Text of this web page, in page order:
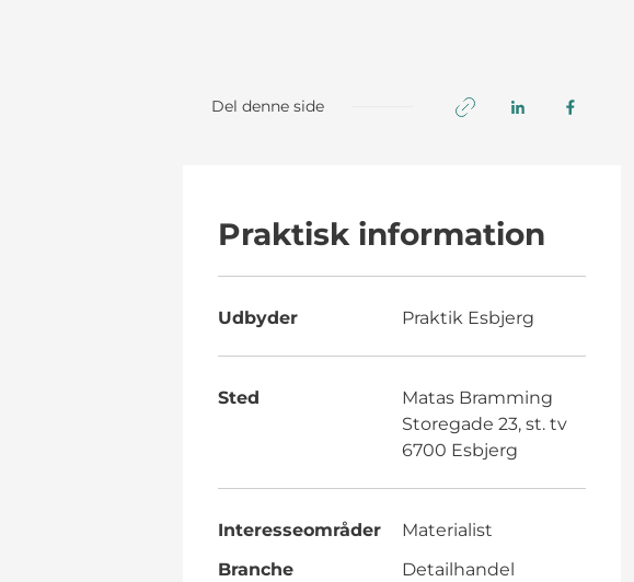
Del denne side
Praktisk information
Udbyder Praktik Esbjerg
Sted
Matas Bramming
Storegade 23, st. tv
6700 Esbjerg
Interesseområder
Materialist
Branche
Detailhandel